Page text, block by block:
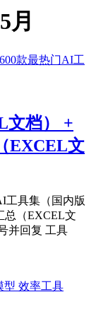
月
文档） +
EXCEL文
工具集（国内版
总（EXCEL文
并回复 工具
效率工具